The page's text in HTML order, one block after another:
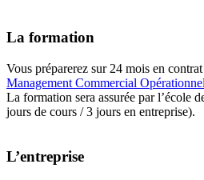
La formation
Vous préparerez sur 24 mois en
Management Commercial Opérationnel
La formation sera assurée par l’école
jours de cours / 3 jours en entreprise).
L’entreprise